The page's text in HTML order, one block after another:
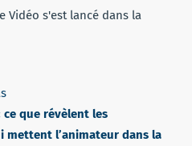
Vidéo s'est lancé dans la
ce que révèlent les
mettent l’animateur dans la